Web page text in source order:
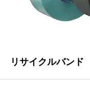
リサイクルバンド